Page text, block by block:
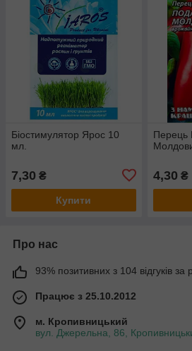
Біостимулятор Ярос 10
мл.
7,30 ₴
Купити
Перець
4,30 ₴
Про нас
93% позитивних з 104 відгуків за
Працює з 25.10.2012
м. Кропивницький
вул. Джерельна, 86,